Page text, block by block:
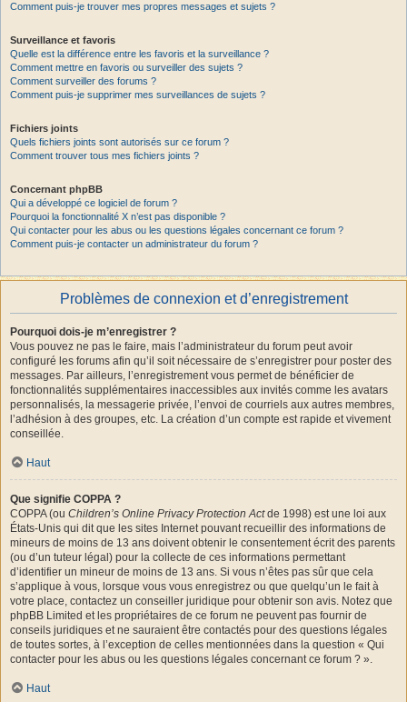
Comment puis-je trouver mes propres messages et sujets ?
Surveillance et favoris
Quelle est la différence entre les favoris et la surveillance ?
Comment mettre en favoris ou surveiller des sujets ?
Comment surveiller des forums ?
Comment puis-je supprimer mes surveillances de sujets ?
Fichiers joints
Quels fichiers joints sont autorisés sur ce forum ?
Comment trouver tous mes fichiers joints ?
Concernant phpBB
Qui a développé ce logiciel de forum ?
Pourquoi la fonctionnalité X n’est pas disponible ?
Qui contacter pour les abus ou les questions légales concernant ce forum ?
Comment puis-je contacter un administrateur du forum ?
Problèmes de connexion et d’enregistrement
Pourquoi dois-je m’enregistrer ?
Vous pouvez ne pas le faire, mais l’administrateur du forum peut avoir
configuré les forums afin qu’il soit nécessaire de s’enregistrer pour poster des
messages. Par ailleurs, l’enregistrement vous permet de bénéficier de
fonctionnalités supplémentaires inaccessibles aux invités comme les avatars
personnalisés, la messagerie privée, l’envoi de courriels aux autres membres,
l’adhésion à des groupes, etc. La création d’un compte est rapide et vivement
conseillée.
Haut
Que signifie COPPA ?
COPPA (ou Children’s Online Privacy Protection Actde 1998) est une loi aux
États-Unis qui dit que les sites Internet pouvant recueillir des informations de
mineurs de moins de 13 ans doivent obtenir le consentement écrit des parents
(ou d’un tuteur légal) pour la collecte de ces informations permettant
d’identifier un mineur de moins de 13 ans. Si vous n’êtes pas sûr que cela
s’applique à vous, lorsque vous vous enregistrez ou que quelqu’un le fait à
votre place, contactez un conseiller juridique pour obtenir son avis. Notez que
phpBB Limited et les propriétaires de ce forum ne peuvent pas fournir de
conseils juridiques et ne sauraient être contactés pour des questions légales
de toutes sortes, à l’exception de celles mentionnées dans la question « Qui
contacter pour les abus ou les questions légales concernant ce forum ? ».
Haut